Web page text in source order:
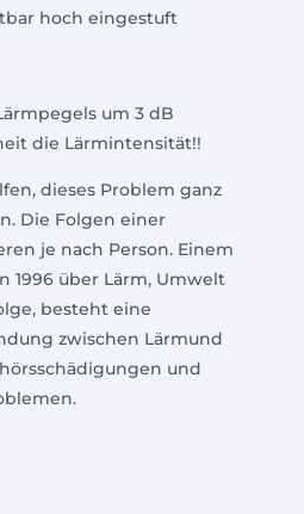
hoch eingestuft
um 3 dB
die Lärmintensität!!
dieses Problem ganz
Die Folgen einer
je nach Person. Einem
1996 über Lärm, Umwelt
besteht eine
zwischen Lärmund
und